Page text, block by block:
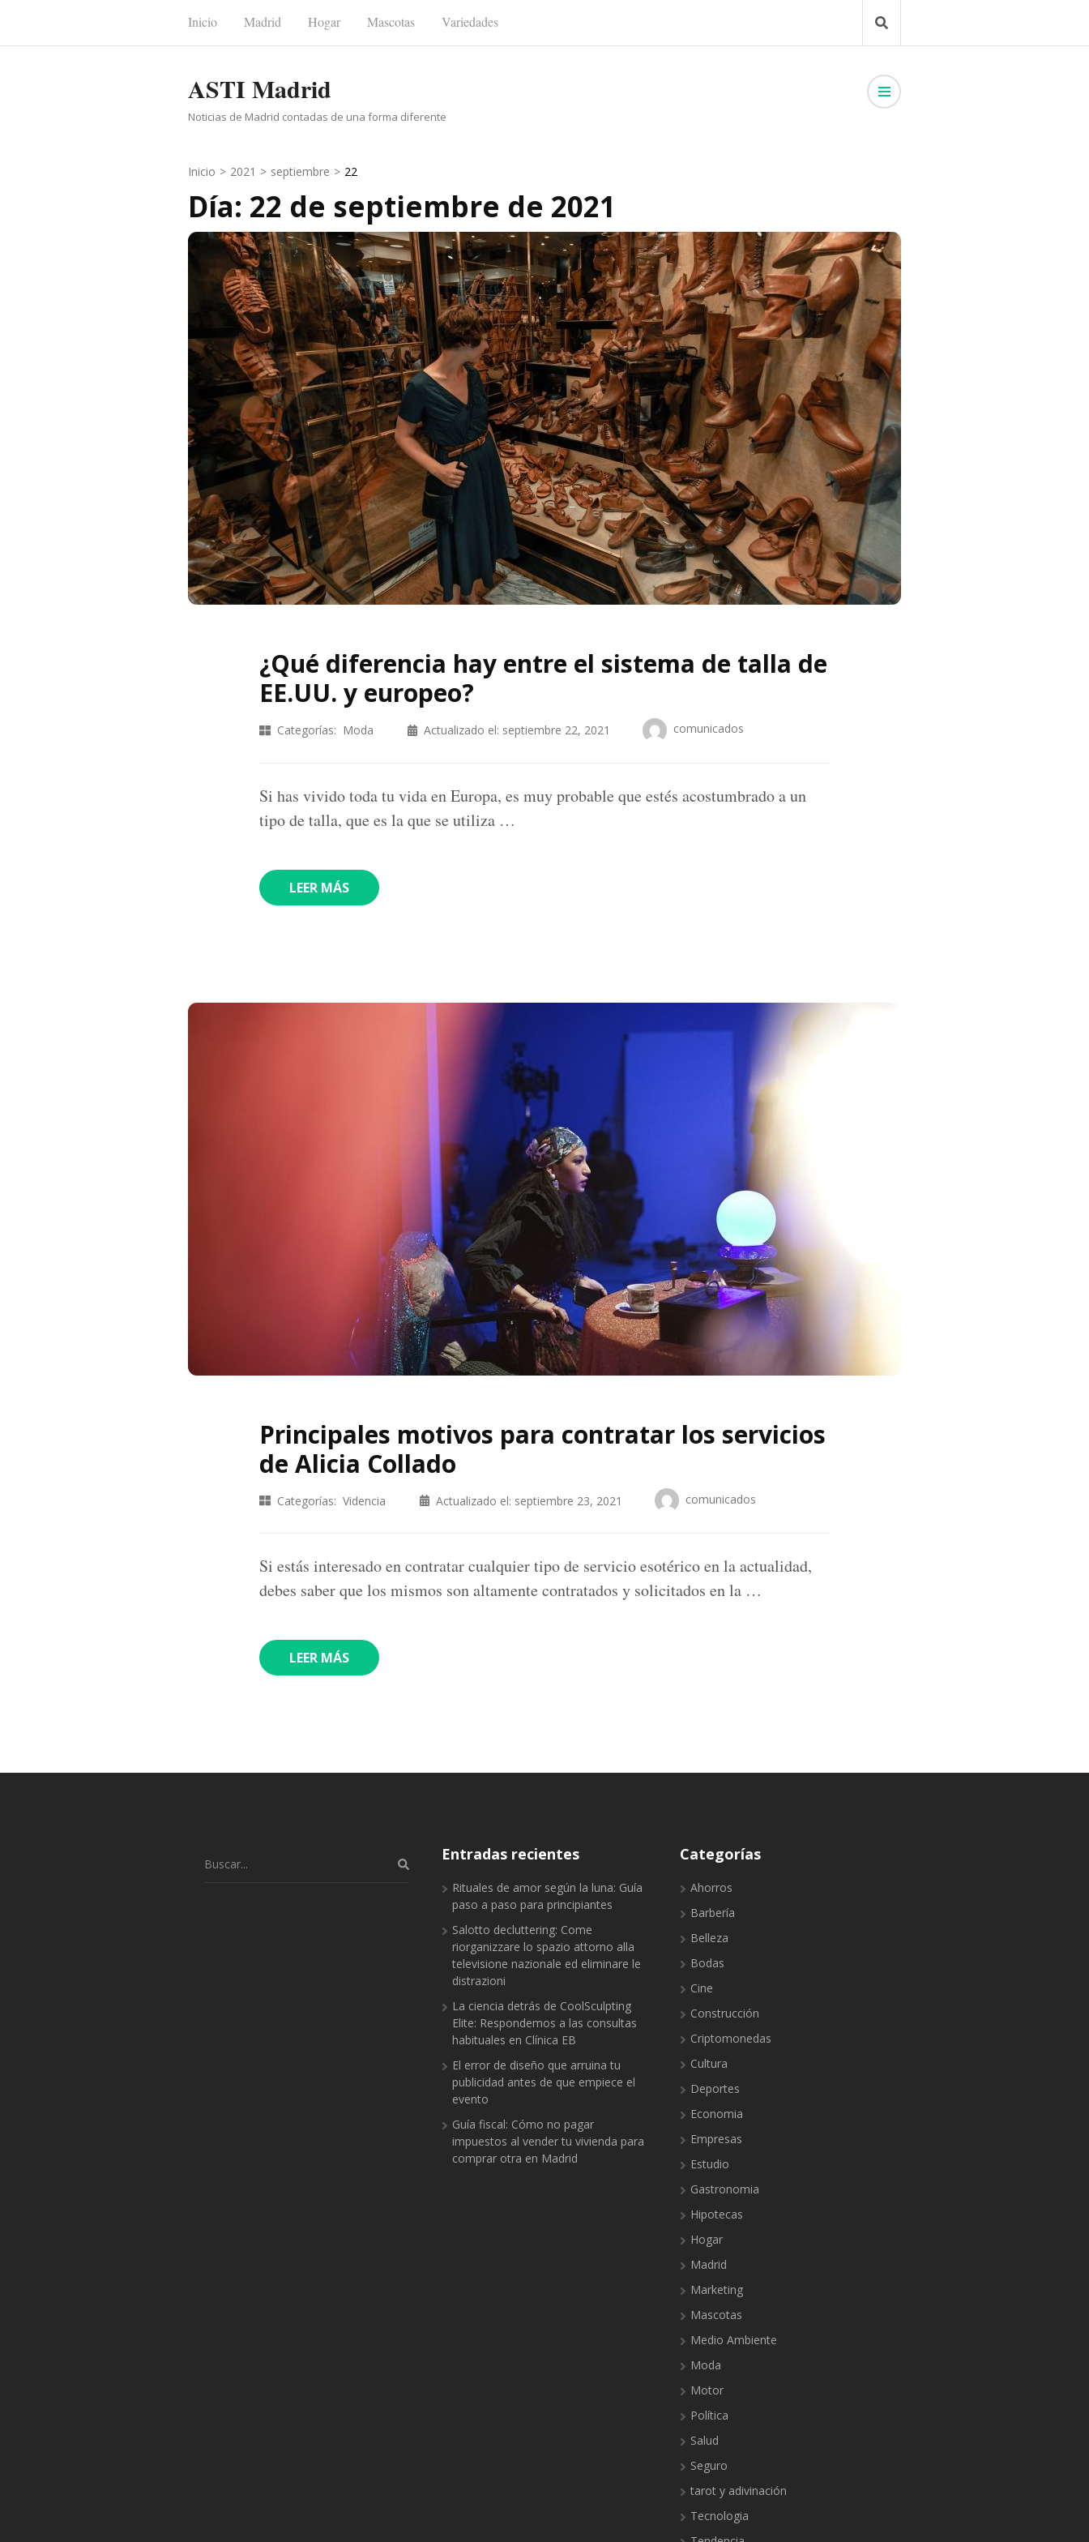
Inicio Madrid Hogar Mascotas Variedades
ASTI Madrid
Noticias de Madrid contadas de una forma diferente
Inicio > 2021 > septiembre > 22
Día: 22 de septiembre de 2021
¿Qué diferencia hay entre el sistema de talla de
EE.UU. y europeo?
Categorías: Moda Actualizado el: septiembre 22, 2021 comunicados
Si has vivido toda tu vida en Europa, es muy probable que estés acostumbrado a un
tipo de talla, que es la que se utiliza …
LEER MÁS
Principales motivos para contratar los servicios
de Alicia Collado
Categorías: Videncia Actualizado el: septiembre 23, 2021 comunicados
Si estás interesado en contratar cualquier tipo de servicio esotérico en la actualidad,
debes saber que los mismos son altamente contratados y solicitados en la …
LEER MÁS
Buscar: Entradas recientes
Rituales de amor según la luna: Guía
paso a paso para principiantes
Salotto decluttering: Come
riorganizzare lo spazio attorno alla
televisione nazionale ed eliminare le
distrazioni
La ciencia detrás de CoolSculpting
Elite: Respondemos a las consultas
habituales en Clínica EB
El error de diseño que arruina tu
publicidad antes de que empiece el
evento
Guía fiscal: Cómo no pagar
impuestos al vender tu vivienda para
comprar otra en Madrid
Categorías
Ahorros
Barbería
Belleza
Bodas
Cine
Construcción
Criptomonedas
Cultura
Deportes
Economia
Empresas
Estudio
Gastronomia
Hipotecas
Hogar
Madrid
Marketing
Mascotas
Medio Ambiente
Moda
Motor
Política
Salud
Seguro
tarot y adivinación
Tecnologia